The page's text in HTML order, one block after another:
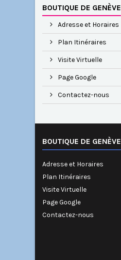
BOUTIQUE DE GENÈVE
Adresse et Horaires
Plan Itinéraires
Visite Virtuelle
Page Google
Contactez-nous
BOUTIQUE DE GENÈVE
Adresse et Horaires
Plan Itinéraires
Visite Virtuelle
Page Google
Contactez-nous